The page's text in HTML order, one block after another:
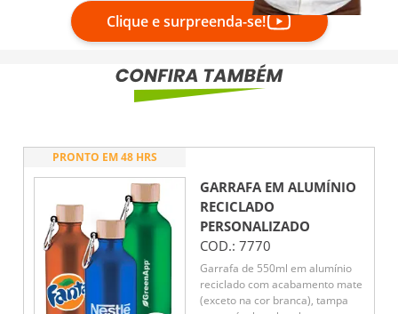
Clique e surpreenda-se!
PRONTO EM 48 HRS
GARRAFA EM ALUMÍNIO
RECICLADO
PERSONALIZADO
COD.: 7770
Garrafa de 550ml em alumínio
reciclado com acabamento mate
(exceto na cor branca), tampa